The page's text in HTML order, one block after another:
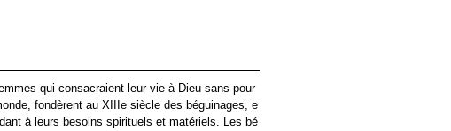
qui consacraient leur vie à Dieu sans pour
fondèrent au XIIIe siècle des béguinages, e
à leurs besoins spirituels et matériels. Les bé